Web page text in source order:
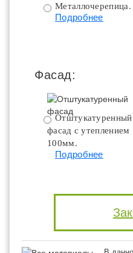
Металлочерепица.
Подробнее
Фасад:
Отштукатуренный
фасад с утеплением
100мм.
Подробнее